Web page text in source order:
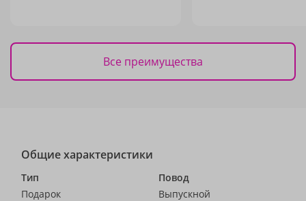
Все преимущества
Общие характеристики
Тип
Подарок
Повод
Выпускной